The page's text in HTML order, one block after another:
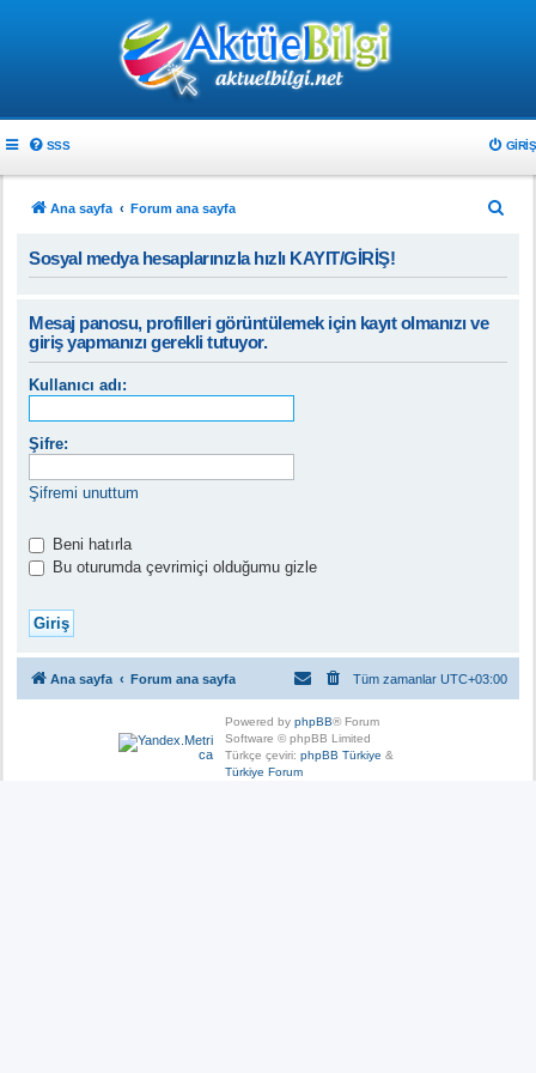
SSS GIRIŞ
Ana sayfa Forum ana sayfa
Sosyal medya hesaplarınızla hızlı KAYIT/GİRİŞ!
Mesaj panosu, profilleri görüntülemek için kayıt olmanızı ve
giriş yapmanızı gerekli tutuyor.
Kullanıcı adı:
Şifre:
Şifremi unuttum
Beni hatırla
Bu oturumda çevrimiçi olduğumu gizle
Ana sayfa Forum ana sayfa Tüm zamanlar UTC+03:00
Powered by phpBB® Forum
Software © phpBB Limited
Türkçe çeviri: phpBB Türkiye &
Türkiye Forum